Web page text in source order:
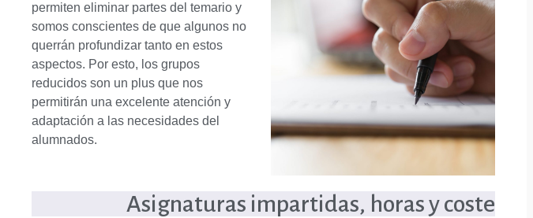
permiten eliminar partes del temario y
somos conscientes de que algunos no
querrán profundizar tanto en estos
aspectos. Por esto, los grupos
reducidos son un plus que nos
permitirán una excelente atención y
adaptación a las necesidades del
alumnados.
Asignaturas impartidas, horas y coste